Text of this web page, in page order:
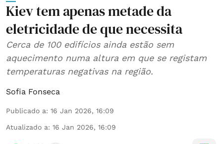
Kiev tem apenas metade da
eletricidade de que necessita
Cerca de 100 edifícios ainda estão sem
aquecimento numa altura em que se registam
temperaturas negativas na região.
Sofia Fonseca
Publicado a: 16 Jan 2026, 16:09
Atualizado a: 16 Jan 2026, 16:09